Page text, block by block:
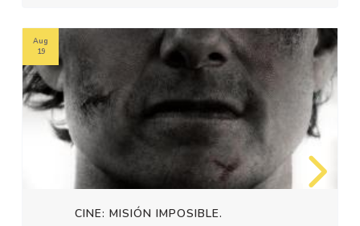
CINE: MISIÓN IMPOSIBLE.
Aug
19